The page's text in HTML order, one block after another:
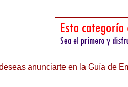
anunciarte en la Guía de